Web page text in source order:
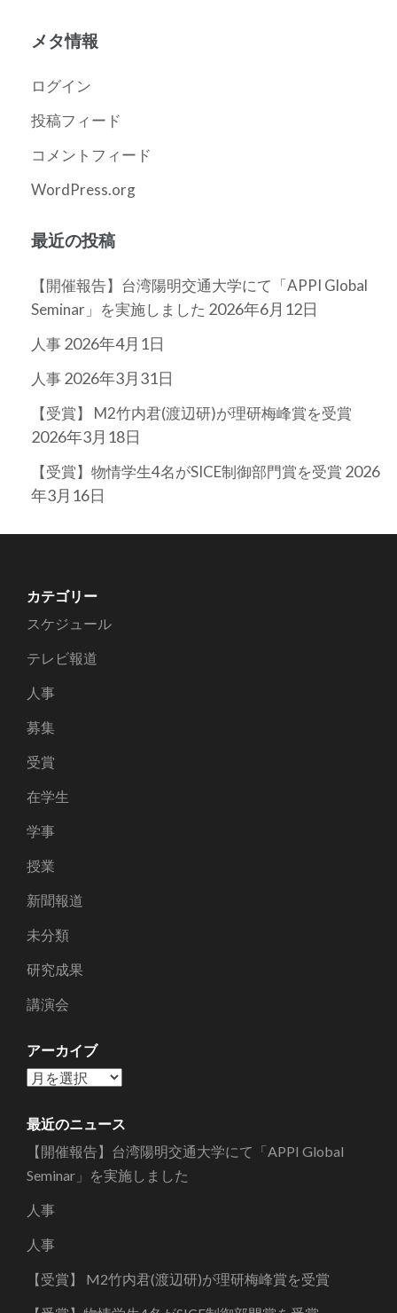
カ
ブ
メタ情報
ログイン
投稿フィード
コメントフィード
WordPress.org
最近の投稿
【開催報告】台湾陽明交通大学にて「APPI Global
Seminar」を実施しました 2026年6月12日
人事2026年4月1日
人事2026年3月31日
【受賞】 M2竹内君(渡辺研)が理研梅峰賞を受賞
2026年3月18日
【受賞】物情学生4名がSICE制御部門賞を受賞 2026
年3月16日
カテゴリー
スケジュール
テレビ報道
人事
募集
受賞
在学生
学事
授業
新聞報道
未分類
研究成果
講演会
アーカイブ
ア
カ
イ
ブ
最近のニュース
【開催報告】台湾陽明交通大学にて「APPI Global
Seminar」を実施しました
人事
人事
【受賞】 M2竹内君(渡辺研)が理研梅峰賞を受賞